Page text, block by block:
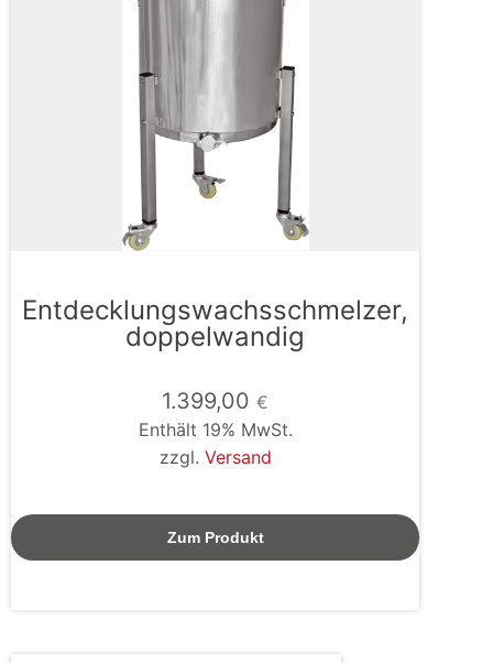
Entdecklungswachsschmelzer,
doppelwandig
1.399,00 €
Enthält 19% MwSt.
zzgl. Versand
Zum Produkt